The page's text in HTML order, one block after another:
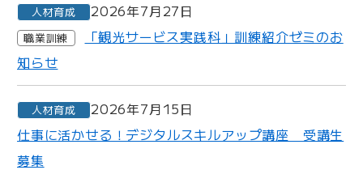
人材育成 2026年7月27日
職業訓練
「観光サービス実践科」訓練紹介ゼミのお
知らせ
人材育成
2026年7月15日
仕事に活かせる！デジタルスキルアップ講座 受講生
募集